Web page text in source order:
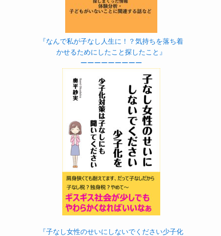
『なんで私が子なし人生に！？気持ちを落ち着
かせるためにしたこと探したこと』
ーーーーーーーーー
『子なし女性のせいにしないでください少子化